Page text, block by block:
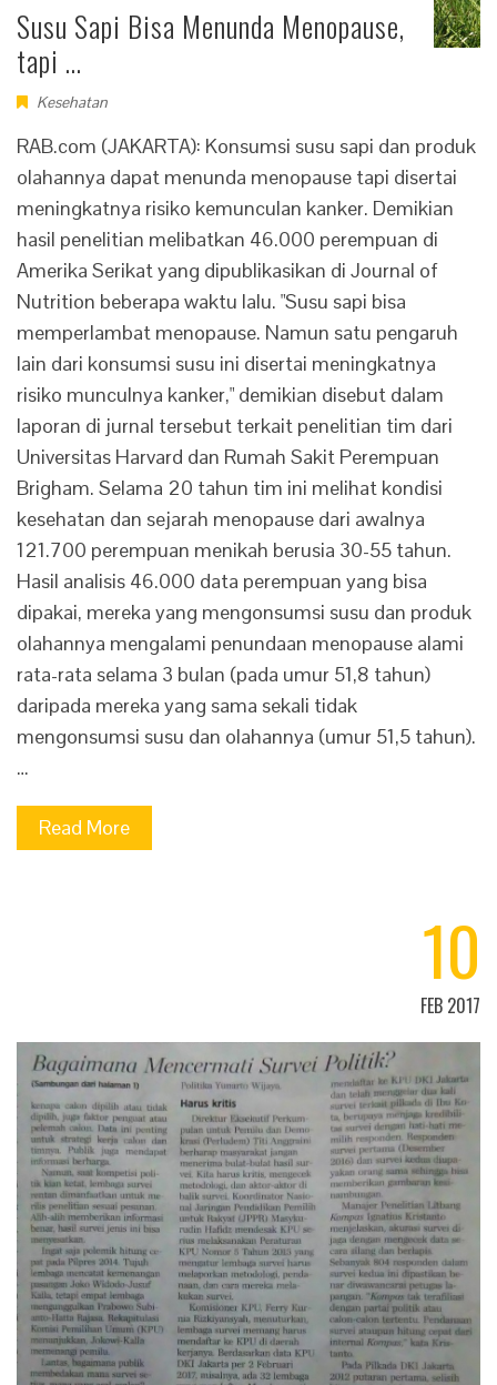
Susu Sapi Bisa Menunda Menopause,
tapi …
Kesehatan
RAB.com (JAKARTA): Konsumsi susu sapi dan produk
olahannya dapat menunda menopause tapi disertai
meningkatnya risiko kemunculan kanker. Demikian
hasil penelitian melibatkan 46.000 perempuan di
Amerika Serikat yang dipublikasikan di Journal of
Nutrition beberapa waktu lalu. "Susu sapi bisa
memperlambat menopause. Namun satu pengaruh
lain dari konsumsi susu ini disertai meningkatnya
risiko munculnya kanker," demikian disebut dalam
laporan di jurnal tersebut terkait penelitian tim dari
Universitas Harvard dan Rumah Sakit Perempuan
Brigham. Selama 20 tahun tim ini melihat kondisi
kesehatan dan sejarah menopause dari awalnya
121.700 perempuan menikah berusia 30-55 tahun.
Hasil analisis 46.000 data perempuan yang bisa
dipakai, mereka yang mengonsumsi susu dan produk
olahannya mengalami penundaan menopause alami
rata-rata selama 3 bulan (pada umur 51,8 tahun)
daripada mereka yang sama sekali tidak
mengonsumsi susu dan olahannya (umur 51,5 tahun).
…
Read More
10
FEB 2017